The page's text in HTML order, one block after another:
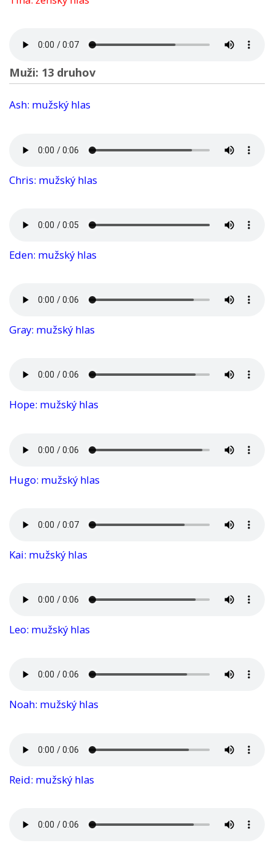
Muži: 13 druhov
Ash: mužský hlas
Chris: mužský hlas
Eden: mužský hlas
Gray: mužský hlas
Hope: mužský hlas
Hugo: mužský hlas
Kai: mužský hlas
Leo: mužský hlas
Noah: mužský hlas
Reid: mužský hlas